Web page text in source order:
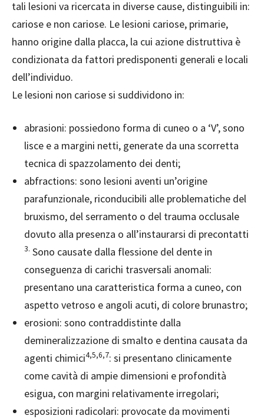
tali lesioni va ricercata in diverse cause, distinguibili in:
cariose e non cariose. Le lesioni cariose, primarie,
hanno origine dalla placca, la cui azione distruttiva è
condizionata da fattori predisponenti generali e locali
dell’individuo.
Le lesioni non cariose si suddividono in:
abrasioni: possiedono forma di cuneo o a ‘V’, sono
lisce e a margini netti, generate da una scorretta
tecnica di spazzolamento dei denti;
abfractions: sono lesioni aventi un’origine
parafunzionale, riconducibili alle problematiche del
bruxismo, del serramento o del trauma occlusale
dovuto alla presenza o all’instaurarsi di precontatti
3. Sono causate dalla flessione del dente in
conseguenza di carichi trasversali anomali:
presentano una caratteristica forma a cuneo, con
aspetto vetroso e angoli acuti, di colore brunastro;
erosioni: sono contraddistinte dalla
demineralizzazione di smalto e dentina causata da
agenti chimici4,5,6,7: si presentano clinicamente
come cavità di ampie dimensioni e profondità
esigua, con margini relativamente irregolari;
esposizioni radicolari: provocate da movimenti